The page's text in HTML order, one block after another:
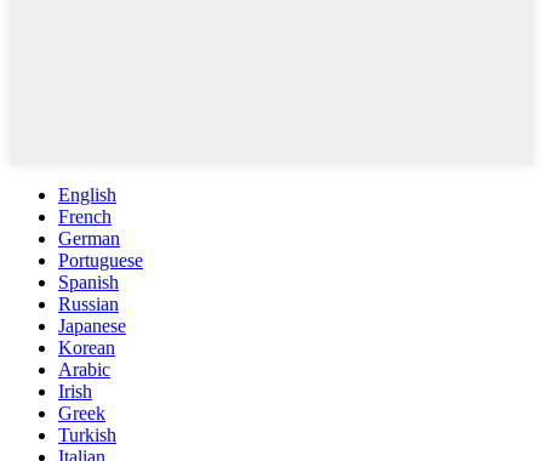
English
French
German
Portuguese
Spanish
Russian
Japanese
Korean
Arabic
Irish
Greek
Turkish